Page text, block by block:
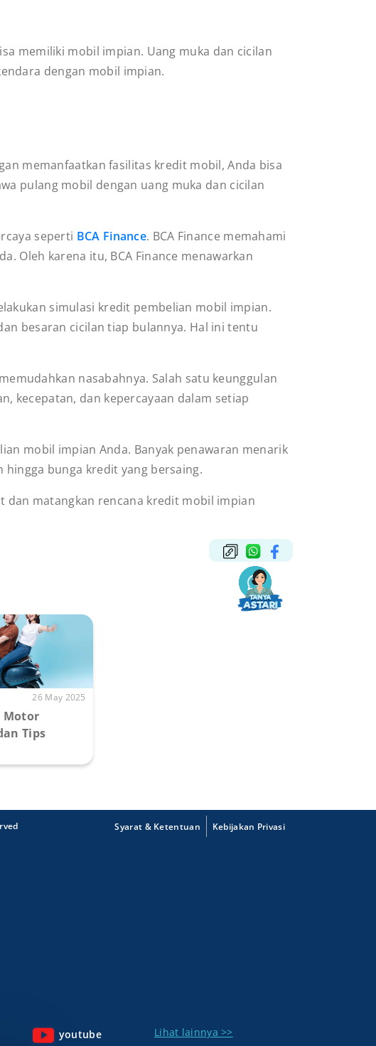
memiliki mobil impian. Uang muka dan cicilan
dengan mobil impian.
memanfaatkan fasilitas kredit mobil, Anda bisa
pulang mobil dengan uang muka dan cicilan
seperti BCA Finance. BCA Finance memahami
Oleh karena itu, BCA Finance menawarkan
simulasi kredit pembelian mobil impian.
besaran cicilan tiap bulannya. Hal ini tentu
nasabahnya. Salah satu keunggulan
kecepatan, dan kepercayaan dalam setiap
mobil impian Anda. Banyak penawaran menarik
bunga kredit yang bersaing.
dan matangkan rencana kredit mobil impian
26 May 2025
Motor
Tips
Syarat & Ketentuan Kebijakan Privasi
youtube Lihat lainnya >>